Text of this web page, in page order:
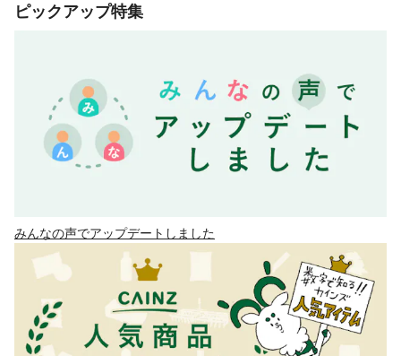
ピックアップ特集
みんなの声でアップデートしました